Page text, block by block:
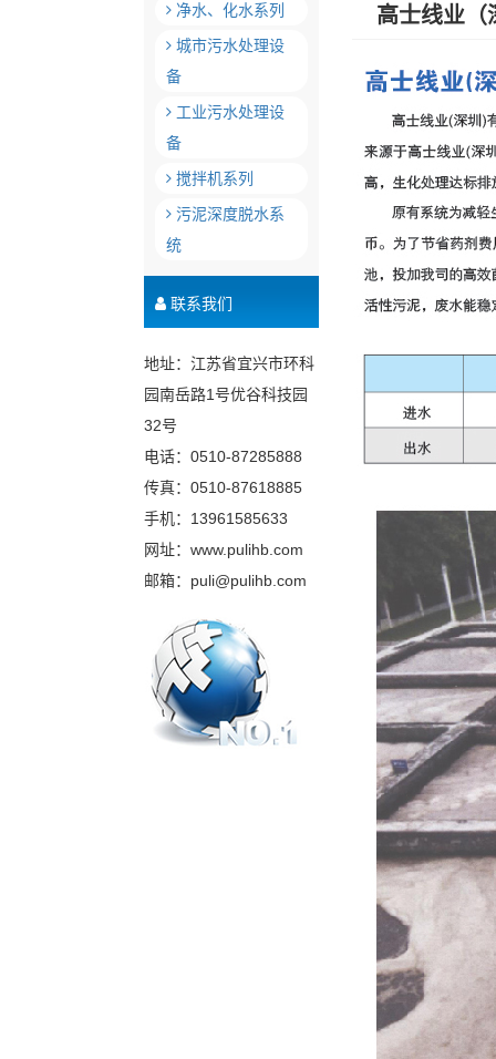
净水、化水系列
城市污水处理设
备
工业污水处理设
备
搅拌机系列
污泥深度脱水系
统
联系我们
地址：江苏省宜兴市环科
园南岳路1号优谷科技园
32号
电话：0510-87285888
传真：0510-87618885
手机：13961585633
网址：www.pulihb.com
邮箱：puli@pulihb.com
高士线业（